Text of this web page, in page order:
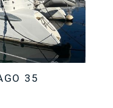
35